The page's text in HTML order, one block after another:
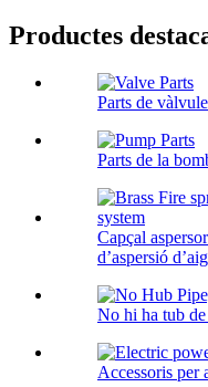
Productes
Parts de
Parts de la
Capçal
d’aspersió
No hi ha tub
Accessoris per